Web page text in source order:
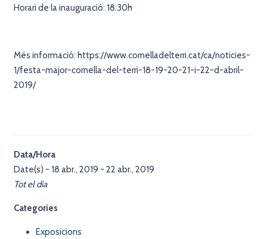
Horari de la inauguració: 18:30h
Més informació: https://www.cornelladelterri.cat/ca/noticies-
1/festa-major-cornella-del-terri-18-19-20-21-i-22-d-abril-
2019/
Data/Hora
Date(s) - 18 abr., 2019 - 22 abr., 2019
Tot el dia
Categories
Exposicions